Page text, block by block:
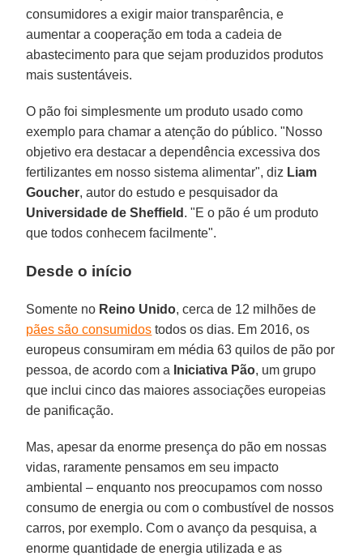
consumidores a exigir maior transparência, e
aumentar a cooperação em toda a cadeia de
abastecimento para que sejam produzidos produtos
mais sustentáveis.
O pão foi simplesmente um produto usado como
exemplo para chamar a atenção do público. "Nosso
objetivo era destacar a dependência excessiva dos
fertilizantes em nosso sistema alimentar", diz Liam
Goucher, autor do estudo e pesquisador da
Universidade de Sheffield . "E o pão é um produto
que todos conhecem facilmente".
Desde o início
Somente no Reino Unido, cerca de 12 milhões de
pães são consumidos todos os dias. Em 2016, os
europeus consumiram em média 63 quilos de pão por
pessoa, de acordo com a Iniciativa Pão, um grupo
que inclui cinco das maiores associações europeias
de panificação.
Mas, apesar da enorme presença do pão em nossas
vidas, raramente pensamos em seu impacto
ambiental – enquanto nos preocupamos com nosso
consumo de energia ou com o combustível de nossos
carros, por exemplo. Com o avanço da pesquisa, a
enorme quantidade de energia utilizada e as